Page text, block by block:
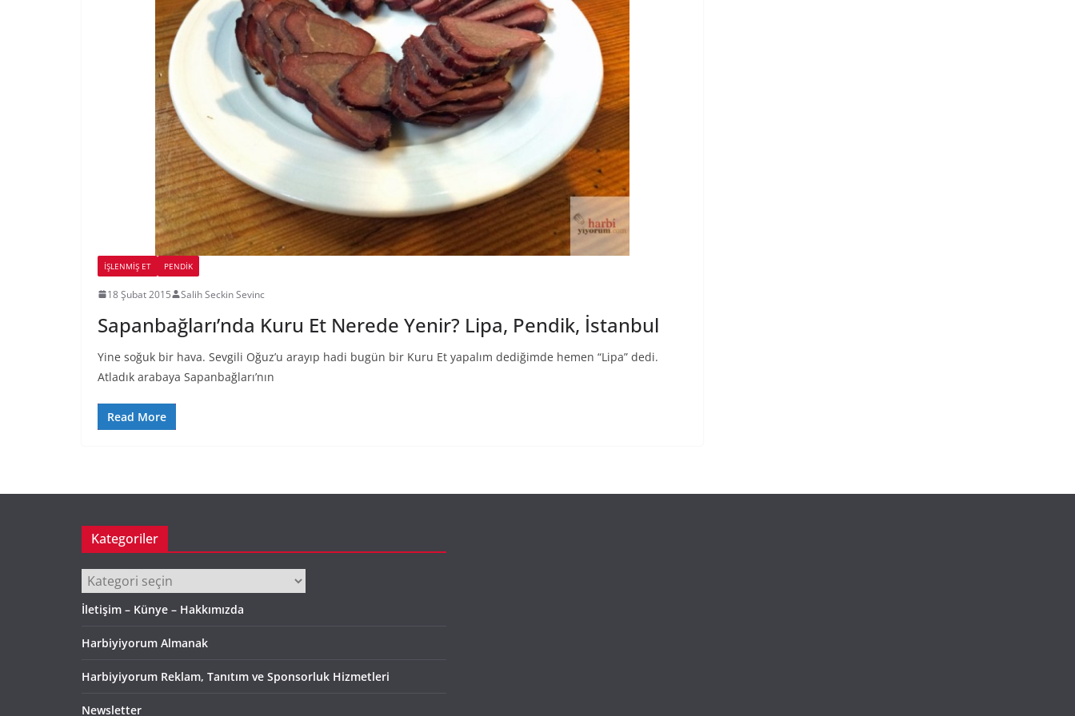
İŞLENMIŞ ET PENDIK
18 Şubat 2015 Salih Seckin Sevinc
Sapanbağları’nda Kuru Et Nerede Yenir? Lipa, Pendik, İstanbul
Yine soğuk bir hava. Sevgili Oğuz’u arayıp hadi bugün bir Kuru Et yapalım dediğimde hemen “Lipa” dedi.
Atladık arabaya Sapanbağları’nın
Read More
Kategoriler
Kategoriler
İletişim – Künye – Hakkımızda
Harbiyiyorum Almanak
Harbiyiyorum Reklam, Tanıtım ve Sponsorluk Hizmetleri
Newsletter